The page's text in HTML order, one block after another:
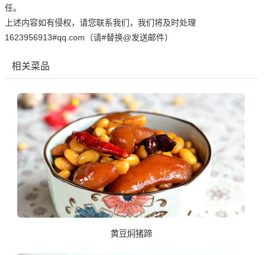
任。
上述内容如有侵权，请您联系我们，我们将及时处理
1623956913#qq.com（请#替换@发送邮件）
相关菜品
黄豆焖猪蹄